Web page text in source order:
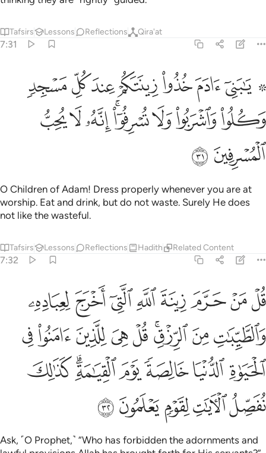
Tafsirs Lessons Reflections Qira'at
7:31
۞ يا بني ادم خذوا زينتكم عند كل مسجد وكلوا واشربوا ولا تسرفوا انه
۞ يَـٰبَنِىٓ ءَادَمَ خُذُوا۟ زِينَتَكُمْ عِندَ كُلِّ مَسْجِدٍۢ وَكُلُوا۟ وَٱشْرَبُوا۟
ﱁ ﱂﱃﱄﱅﱆﱇﱈ
ﱉﱊﱋﱌﱍﱎﱏﱐ
ﱑﱒ
O Children of Adam! Dress properly whenever you are at
worship. Eat and drink, but do not waste. Surely He does
not like the wasteful.
Tafsirs Lessons Reflections Hadith Related Content
7:32
قل من حرم زينة الله التي اخرج لعباده والطيبات من الرزق قل هي
قُلْ مَنْ حَرَّمَ زِينَةَ ٱللَّهِ ٱلَّتِىٓ أَخْرَجَ لِعِبَادِهِۦ وَٱلطَّيِّبَـٰتِ مِنَ ٱلرِّزْقِ
ﱓﱔﱕﱖﱗﱘﱙﱚ
ﱛﱜﱝﱞﱟﱠﱡﱢﱣ
ﱤﱥﱦﱧﱨﱩﱪ
ﱫﱬﱭﱮﱯ
Ask, ˹O Prophet,˺ “Who has forbidden the adornments and